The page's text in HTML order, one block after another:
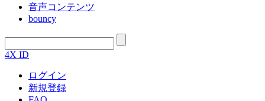
音声コンテンツ
bouncy
4X ID
ログイン
新規登録